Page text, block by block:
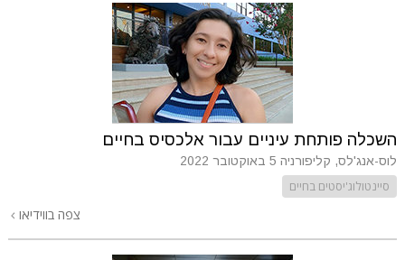
השכלה פותחת עיניים עבור אלכסיס בחיים
לוס-אנג'לס, קליפורניה 5 באוקטובר 2022
סיינטולוג'יסטים בחיים
צפה בווידיאו